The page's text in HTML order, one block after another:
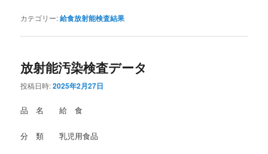
カテゴリー:給食放射能検査結果
放射能汚染検査データ
投稿日時:2025年2月27日
品 名 給 食
分 類 乳児用食品